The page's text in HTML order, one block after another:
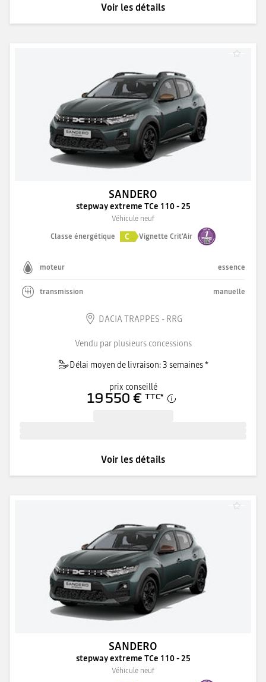
Voir les détails
SANDERO
stepway extreme TCe 110 - 25
Véhicule neuf
Classe énergétique
C Vignette Crit'Air
moteur essence
transmission manuelle
DACIA TRAPPES - RRG
Vendu par plusieurs concessions
Délai moyen de livraison: 3 semaines *
prix conseillé
19 550 € TTC*
Voir les détails
SANDERO
stepway extreme TCe 110 - 25
Véhicule neuf